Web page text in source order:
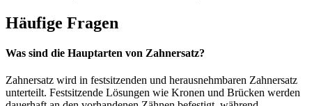
Häufige Fragen
Was sind die Hauptarten von Zahnersatz?
Zahnersatz wird in festsitzenden und herausnehmbaren Zahnersatz
unterteilt. Festsitzende Lösungen wie Kronen und Brücken werden